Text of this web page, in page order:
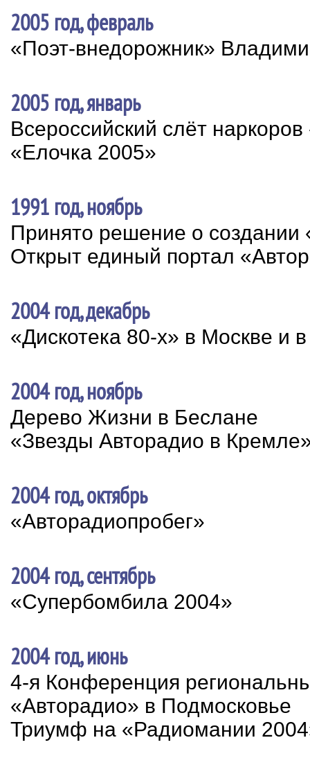
2005 год, февраль
«Поэт-внедорожник»
2005 год, январь
Всероссийский слёт
«Елочка 2005»
1991 год, ноябрь
Принято решение о создании
Открыт единый портал
2004 год, декабрь
«Дискотека 80-х» в Москве и
2004 год, ноябрь
Дерево Жизни в Беслане
«Звезды Авторадио в
2004 год, октябрь
«Авторадиопробег»
2004 год, сентябрь
«Супербомбила 2004»
2004 год, июнь
4-я Конференция
«Авторадио» в Подмосковье
Триумф на «Радиомании